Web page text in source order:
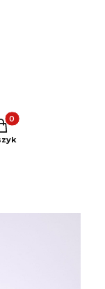
w koszyku: